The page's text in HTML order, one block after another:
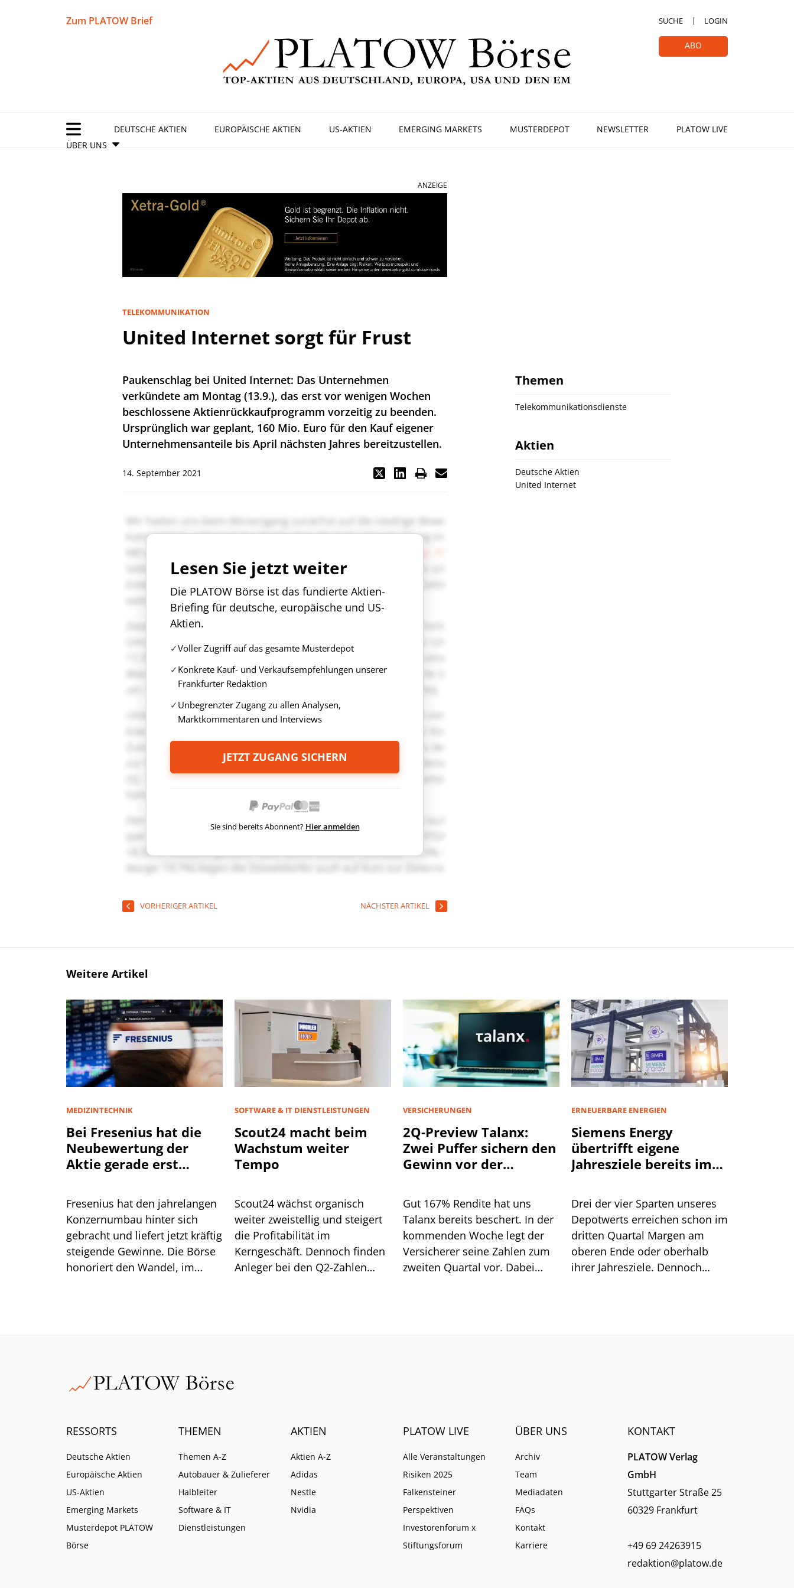
Zum PLATOW Brief SUCHE LOGIN
ABO
DEUTSCHE AKTIEN EUROPÄISCHE AKTIEN US-AKTIEN EMERGING MARKETS MUSTERDEPOT NEWSLETTER
PLATOW LIVE
ÜBER UNS
ANZEIGE
TELEKOMMUNIKATION
United Internet sorgt für Frust
Paukenschlag bei United Internet: Das Unternehmen
verkündete am Montag (13.9.), das erst vor wenigen Wochen
beschlossene Aktienrückkaufprogramm vorzeitig zu beenden.
Ursprünglich war geplant, 160 Mio. Euro für den Kauf eigener
Unternehmensanteile bis April nächsten Jahres bereitzustellen.
14. September 2021
Lesen Sie jetzt weiter
Die PLATOW Börse ist das fundierte Aktien-
Briefing für deutsche, europäische und US-
Aktien.
Voller Zugriff auf das gesamte Musterdepot
Konkrete Kauf- und Verkaufsempfehlungen unserer
Frankfurter Redaktion
Unbegrenzter Zugang zu allen Analysen,
Marktkommentaren und Interviews
JETZT ZUGANG SICHERN
Sie sind bereits Abonnent? Hier anmelden
VORHERIGER ARTIKEL NÄCHSTER ARTIKEL
Themen
Telekommunikationsdienste
Aktien
Deutsche Aktien
United Internet
Weitere Artikel
MEDIZINTECHNIK
Bei Fresenius hat die
Neubewertung der
Aktie gerade erst
Fresenius hat den jahrelangen
Konzernumbau hinter sich
gebracht und liefert jetzt kräftig
steigende Gewinne. Die Börse
honoriert den Wandel, im
SOFTWARE & IT DIENSTLEISTUNGEN
Scout24 macht beim
Wachstum weiter
Tempo
Scout24 wächst organisch
weiter zweistellig und steigert
die Profitabilität im
Kerngeschäft. Dennoch finden
Anleger bei den Q2-Zahlen
VERSICHERUNGEN
2Q-Preview Talanx:
Zwei Puffer sichern den
Gewinn vor der
Gut 167% Rendite hat uns
Talanx bereits beschert. In der
kommenden Woche legt der
Versicherer seine Zahlen zum
zweiten Quartal vor. Dabei
ERNEUERBARE ENERGIEN
Siemens Energy
übertrifft eigene
Jahresziele bereits im
Drei der vier Sparten unseres
Depotwerts erreichen schon im
dritten Quartal Margen am
oberen Ende oder oberhalb
ihrer Jahresziele. Dennoch
RESSORTS
Deutsche Aktien
Europäische Aktien
US-Aktien
Emerging Markets
Musterdepot PLATOW
Börse
THEMEN
Themen A-Z
Autobauer & Zulieferer
Halbleiter
Software & IT
Dienstleistungen
AKTIEN
Aktien A-Z
Adidas
Nestle
Nvidia
PLATOW LIVE
Alle Veranstaltungen
Risiken 2025
Falkensteiner
Perspektiven
Investorenforum x
Stiftungsforum
ÜBER UNS
Archiv
Team
Mediadaten
FAQs
Kontakt
Karriere
KONTAKT
PLATOW Verlag
GmbH
Stuttgarter Straße 25
60329 Frankfurt
+49 69 24263915
redaktion@platow.de